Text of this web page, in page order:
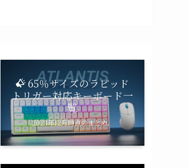
65％サイズのラピッド
トリガー対応キーボード一
覧
2023年12月時点のまとめ。